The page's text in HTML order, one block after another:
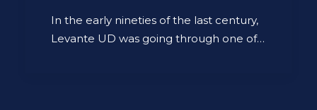
In the early nineties of the last century,
Levante UD was going through one of…